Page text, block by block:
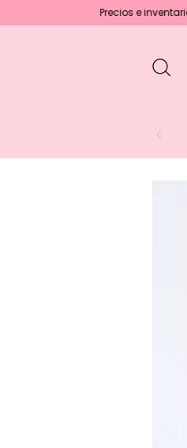
Precios e inventarios sujetos